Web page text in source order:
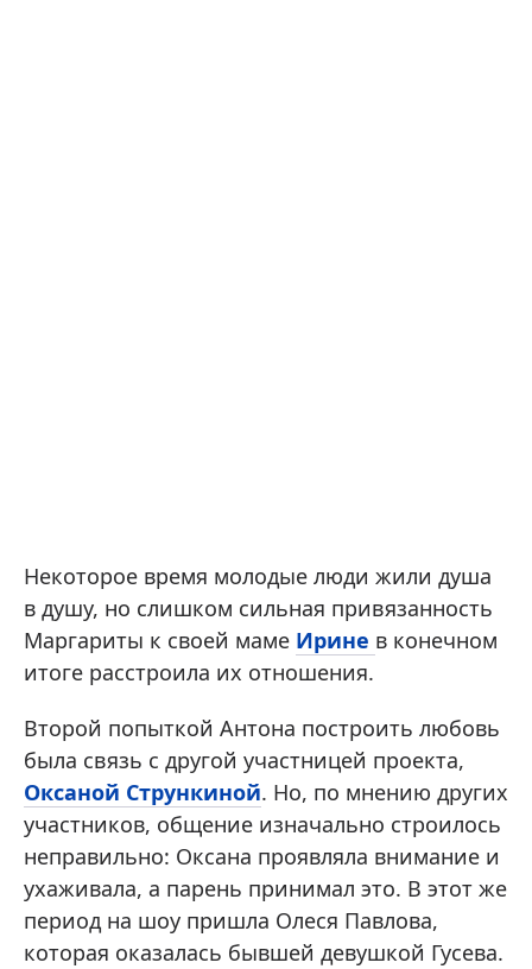
Некоторое время молодые люди жили душа
в душу, но слишком сильная привязанность
Маргариты к своей маме Ирине в конечном
итоге расстроила их отношения.
Второй попыткой Антона построить любовь
была связь с другой участницей проекта,
Оксаной Стрункиной. Но, по мнению других
участников, общение изначально строилось
неправильно: Оксана проявляла внимание и
ухаживала, а парень принимал это. В этот же
период на шоу пришла Олеся Павлова,
которая оказалась бывшей девушкой Гусева.